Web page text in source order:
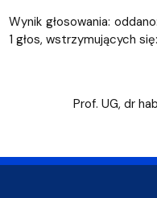
Wynik głosowania:
1 głos, wstrzymujących
Prof. UG, dr